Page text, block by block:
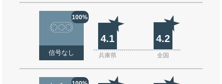
100%
信号なし
4.1 4.2
兵庫県 全国